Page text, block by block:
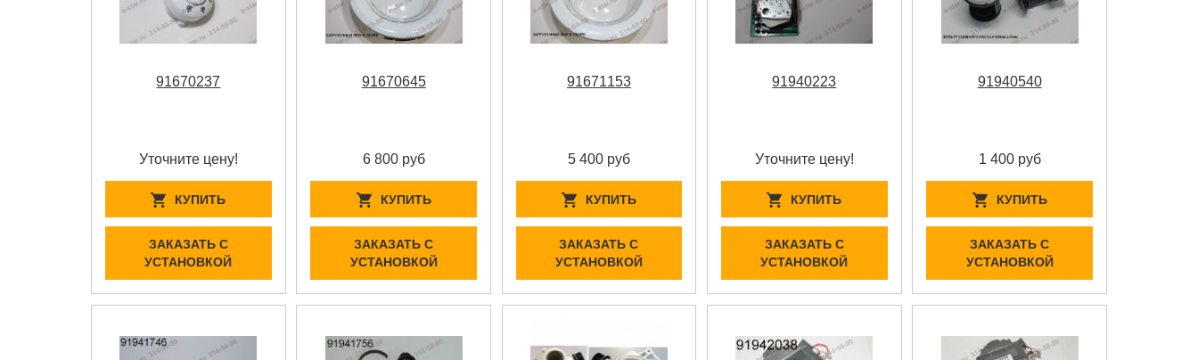
91670237
Уточните цену!
КУПИТЬ
ЗАКАЗАТЬ С
УСТАНОВКОЙ
91670645
6 800 руб
КУПИТЬ
ЗАКАЗАТЬ С
УСТАНОВКОЙ
91671153
5 400 руб
КУПИТЬ
ЗАКАЗАТЬ С
УСТАНОВКОЙ
91940223
Уточните цену!
КУПИТЬ
ЗАКАЗАТЬ С
УСТАНОВКОЙ
91940540
1 400 руб
КУПИТЬ
ЗАКАЗАТЬ С
УСТАНОВКОЙ